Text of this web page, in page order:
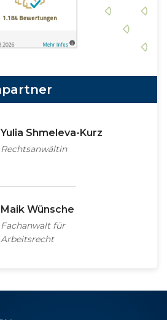
Yulia Shmeleva-Kurz
Rechtsanwältin
Maik Wünsche
Fachanwalt für
Arbeitsrecht